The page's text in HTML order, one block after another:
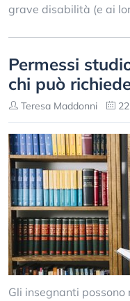
grave disabilità (e ai
Permessi
chi può
Teresa Maddonni
Gli insegnanti